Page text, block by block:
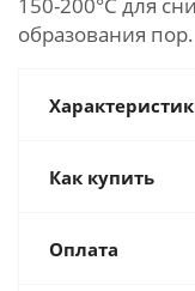
образования пор.
Как купить
Оплата